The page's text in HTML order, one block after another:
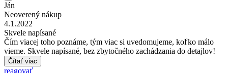
Ján
Neoverený nákup
4.1.2022
Skvele napísané
Čím viacej toho poznáme, tým viac si uvedomujeme, koľko málo
vieme. Skvele napísané, bez zbytočného zachádzania do detajlov!
Čítať viac
reagovať